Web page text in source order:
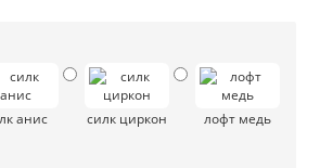
анис силк циркон лофт медь